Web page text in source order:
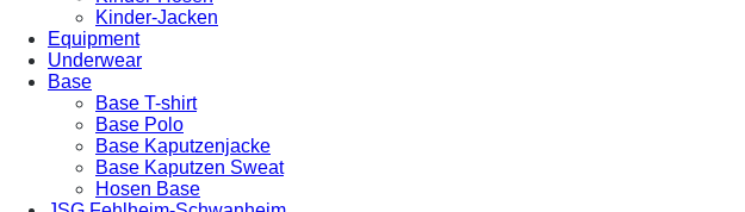
Kinder-Jacken
Equipment
Underwear
Base
Base T-shirt
Base Polo
Base Kaputzenjacke
Base Kaputzen Sweat
Hosen Base